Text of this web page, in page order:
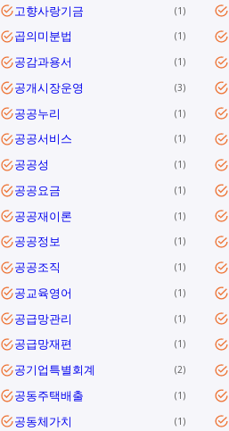
고향사랑기금 1
곱의미분법 1
공감과용서 1
공개시장운영 3
공공누리 1
공공서비스 1
공공성 1
공공요금 1
공공재이론 1
공공정보 1
공공조직 1
공교육영어 1
공급망관리 1
공급망재편 1
공기업특별회계 2
공동주택배출 1
공동체가치 1